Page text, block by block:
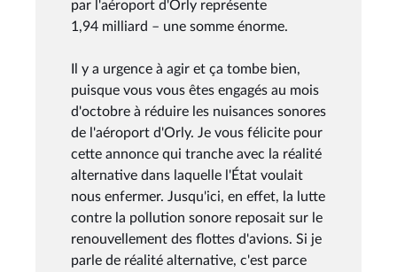
par l'aéroport d'Orly représente
1,94 milliard – une somme énorme.
Il y a urgence à agir et ça tombe bien,
puisque vous vous êtes engagés au mois
d'octobre à réduire les nuisances sonores
de l'aéroport d'Orly. Je vous félicite pour
cette annonce qui tranche avec la réalité
alternative dans laquelle l'État voulait
nous enfermer. Jusqu'ici, en effet, la lutte
contre la pollution sonore reposait sur le
renouvellement des flottes d'avions. Si je
parle de réalité alternative, c'est parce